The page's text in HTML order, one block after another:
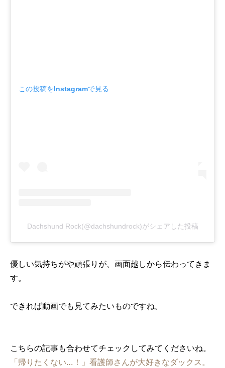
この投稿をInstagramで見る
Dachshund Rock(@dachshundrock)がシェアした投稿
優しい気持ちがや頑張りが、画面越しから伝わってきま
す。
できれば動画でも見てみたいものですね。
こちらの記事も合わせてチェックしてみてくださいね。
「帰りたくない…！」看護師さんが大好きなダックス。